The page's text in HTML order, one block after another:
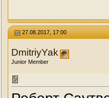
27.08.2017, 17:00
DmitriyYak
Junior Member